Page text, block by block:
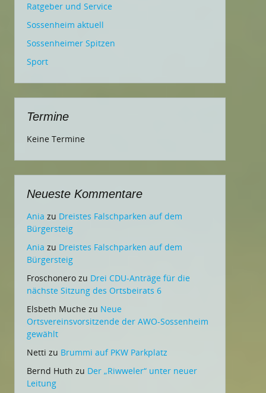
Ratgeber und Service
Sossenheim aktuell
Sossenheimer Spitzen
Sport
Termine
Keine Termine
Neueste Kommentare
Ania zu Dreistes Falschparken auf dem
Bürgersteig
Ania zu Dreistes Falschparken auf dem
Bürgersteig
Froschonero zu Drei CDU-Anträge für die
nächste Sitzung des Ortsbeirats 6
Elsbeth Muche zu Neue
Ortsvereinsvorsitzende der AWO-Sossenheim
gewählt
Netti zu Brummi auf PKW Parkplatz
Bernd Huth zu Der „Riwweler“ unter neuer
Leitung